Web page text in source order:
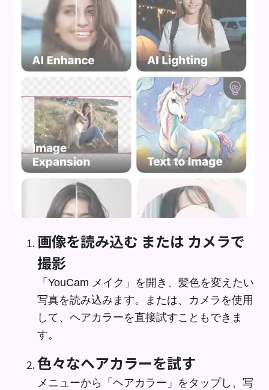
画像を読み込む または カメラで
撮影
「YouCam メイク」を開き、髪色を変えたい
写真を読み込みます。または、カメラを使用
して、ヘアカラーを直接試すこともできま
す。
色々なヘアカラーを試す
メニューから「ヘアカラー」をタップし、写